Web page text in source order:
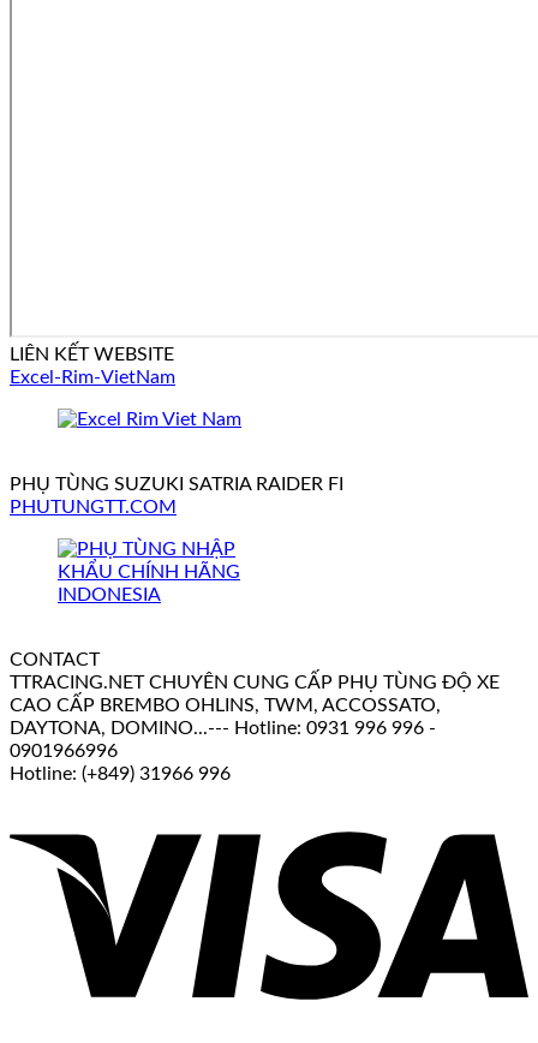
LIÊN KẾT WEBSITE
Excel-Rim-VietNam
PHỤ TÙNG SUZUKI SATRIA RAIDER FI
PHUTUNGTT.COM
CONTACT
TTRACING.NET CHUYÊN CUNG CẤP PHỤ TÙNG ĐỘ XE
CAO CẤP BREMBO OHLINS, TWM, ACCOSSATO,
DAYTONA, DOMINO...--- Hotline: 0931 996 996 -
0901966996
Hotline: (+849) 31966 996